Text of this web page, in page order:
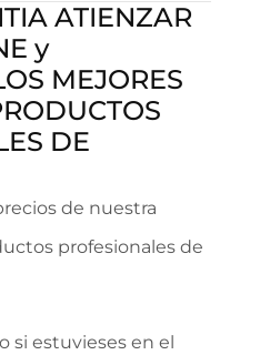
ATIENZAR
y
MEJORES
DE
de nuestra
profesionales de
si estuvieses en el